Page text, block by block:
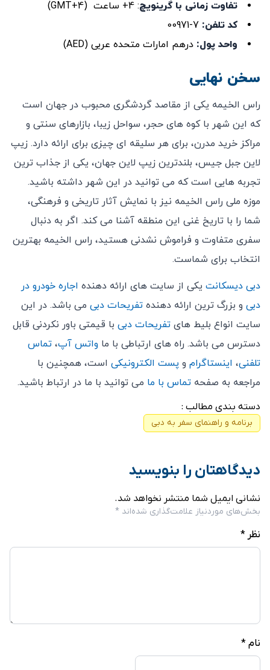
تفاوت زمانی با گرینویچ: 4+ ساعت (GMT+4)
کد تلفن: 7-00971
واحد پول: درهم امارات متحده عربی (AED)
سخن نهایی
راس الخیمه یکی از مقاصد گردشگری محبوب در جهان است
که این شهر با کوه‌ های حجر، سواحل زیبا، بازارهای سنتی و
مراکز خرید مدرن، برای هر سلیقه ‌ای چیزی برای ارائه دارد. زیپ
‌لاین جبل جیس، بلندترین زیپ‌ لاین جهان، یکی از جذاب‌ ترین
تجربه‌ هایی است که می ‌توانید در این شهر داشته باشید.
موزه ملی راس الخیمه نیز با نمایش آثار تاریخی و فرهنگی،
شما را با تاریخ غنی این منطقه آشنا می ‌کند. اگر به دنبال
سفری متفاوت و فراموش ‌نشدنی هستید، راس الخیمه بهترین
انتخاب برای شماست.
دبی دیسکانت یکی از سایت های ارائه دهنده اجاره خودرو در
دبی و بزرگ ترین ارائه دهنده تفریحات دبی می باشد. در این
سایت انواع بلیط های تفریحات دبی با قیمتی باور نکردنی قابل
دسترس می باشد. راه های ارتباطی با ما واتس آپ، تماس
تلفنی، اینستاگرام و پست الکترونیکی است، همچنین با
مراجعه به صفحه تماس با ما می توانید با ما در ارتباط باشید.
دسته بندی مطالب :
برنامه و راهنمای سفر به دبی
دیدگاهتان را بنویسید
نشانی ایمیل شما منتشر نخواهد شد.
بخش‌های موردنیاز علامت‌گذاری شده‌اند *
نظر *
نام *